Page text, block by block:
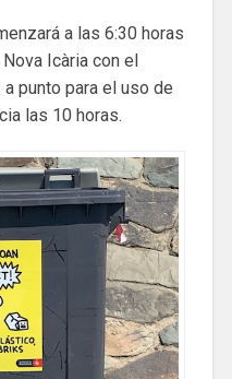
a las 6:30 horas
Icària con el
punto para el uso de
las 10 horas.